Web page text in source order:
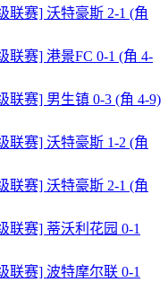
联赛] 沃特豪斯 2-1 (角
联赛] 港景FC 0-1 (角 4-
联赛] 男生镇 0-3 (角 4-9)
联赛] 沃特豪斯 1-2 (角
联赛] 沃特豪斯 2-1 (角
联赛] 蒂沃利花园 0-1
联赛] 波特摩尔联 0-1